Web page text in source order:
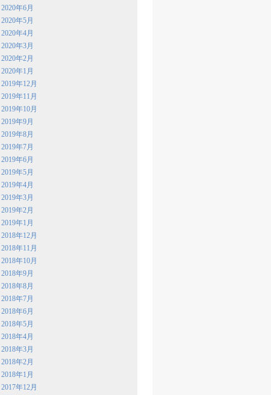
2020年6月
2020年5月
2020年4月
2020年3月
2020年2月
2020年1月
2019年12月
2019年11月
2019年10月
2019年9月
2019年8月
2019年7月
2019年6月
2019年5月
2019年4月
2019年3月
2019年2月
2019年1月
2018年12月
2018年11月
2018年10月
2018年9月
2018年8月
2018年7月
2018年6月
2018年5月
2018年4月
2018年3月
2018年2月
2018年1月
2017年12月